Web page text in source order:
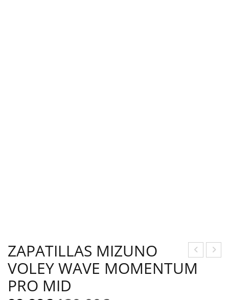
APA
ZAPATILLAS MIZUNO
VOLEY WAVE MOMENTUM
PRO MID